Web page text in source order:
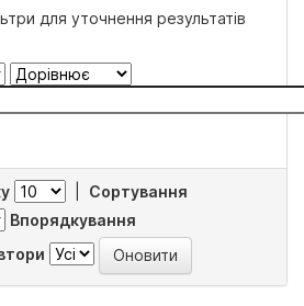
для уточнення результатів
Сортування
Впорядкування